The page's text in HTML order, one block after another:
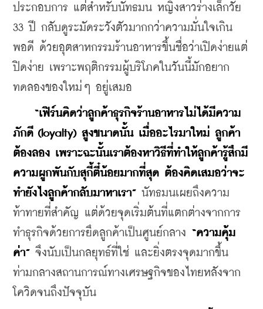
ประกอบการ แต่สำหรับนัทธมน หญิงสาวร่างเล็กวัย
33 ปี กลับดูระมัดระวังตัวมากกว่าความมั่นใจเกิน
พอดี ด้วยอุตสาหกรรมร้านอาหารขึ้นชื่อว่าเปิดง่ายแต่
ปิดง่าย เพราะพฤติกรรมผู้บริโภคในวันนี้มักอยาก
ทดลองของใหม่ๆ อยู่เสมอ
“เฟิร์นคิดว่าลูกค้าธุรกิจร้านอาหารไม่ได้มีความ
ภักดี (loyalty) สูงขนาดนั้น เมื่ออะไรมาใหม่ ลูกค้า
ต้องลอง เพราะฉะนั้นเราต้องหาวิธีที่ทำให้ลูกค้ารู้สึกมี
ความผูกพันกับสุกี้ตี๋น้อยมากที่สุด ต้องคิดเสมอว่าจะ
ทำยังไงลูกค้ากลับมาหาเรา” นัทธมนเผยถึงความ
ท้าทายที่สำคัญ แต่ด้วยจุดเริ่มต้นที่แตกต่างจากการ
ทำธุรกิจด้วยการยึดลูกค้าเป็นศูนย์กลาง “ความคุ้ม
ค่า” จึงนับเป็นกลยุทธ์ที่ใช่ และยิ่งตรงจุดมากขึ้น
ท่ามกลางสถานการณ์ทางเศรษฐกิจของไทยหลังจาก
โควิดจนถึงปัจจุบัน